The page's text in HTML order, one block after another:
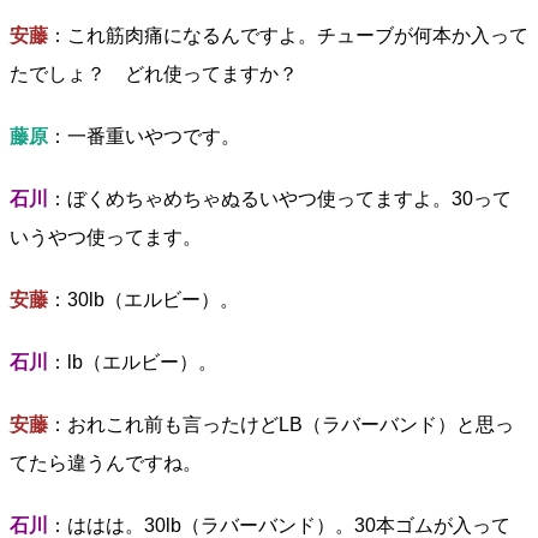
安藤 ：これ筋肉痛になるんですよ。チューブが何本か入って
たでしょ？ どれ使ってますか？
藤原 ：一番重いやつです。
石川
：ぼくめちゃめちゃぬるいやつ使ってますよ。30って
いうやつ使ってます。
安藤 ：30lb（エルビー）。
石川 ：lb（エルビー）。
安藤 ：おれこれ前も言ったけどLB（ラバーバンド）と思っ
てたら違うんですね。
石川 ：ははは。30lb（ラバーバンド）。30本ゴムが入って